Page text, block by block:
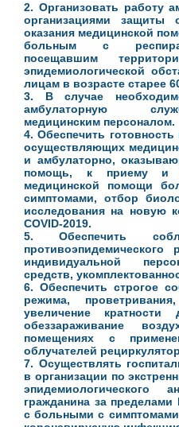
2. Организовать работу
организациями защиты
оказания медицинской
больным с
посещавшим
эпидемиологической
лицам в возрасте старее
3. В случае
амбулаторную
медицинским персоналом.
4. Обеспечить
осуществляющих
и амбулаторно,
помощь, к приему и
медицинской помощи
симптомами, отбор
исследования на новую
COVID-2019.
5. Обеспечить
индивидуальной
средств,
6. Обеспечить строгое
режима,
увеличение кратности
обеззараживание
помещениях с
облучателей
7. Осуществлять
в организации по
эпидемиологического
гражданина за
с больными с